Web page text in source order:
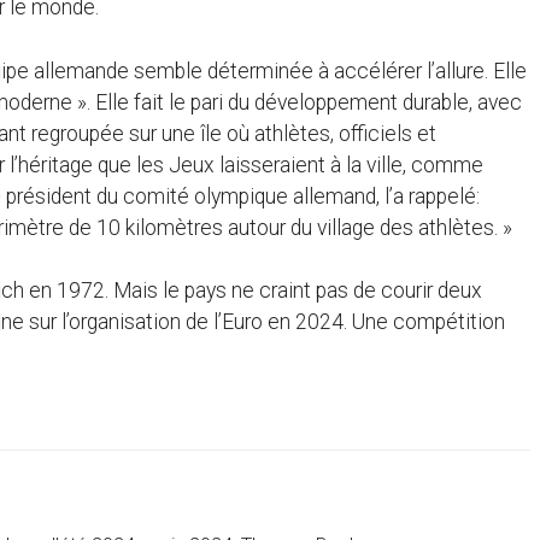
le monde.
allemande semble déterminée à accélérer l’allure. Elle
». Elle fait le pari du développement durable, avec
regroupée sur une île où athlètes, officiels et
que les Jeux laisseraient à la ville, comme
du comité olympique allemand, l’a rappelé:
de 10 kilomètres autour du village des athlètes. »
en 1972. Mais le pays ne craint pas de courir deux
sur l’organisation de l’Euro en 2024. Une compétition